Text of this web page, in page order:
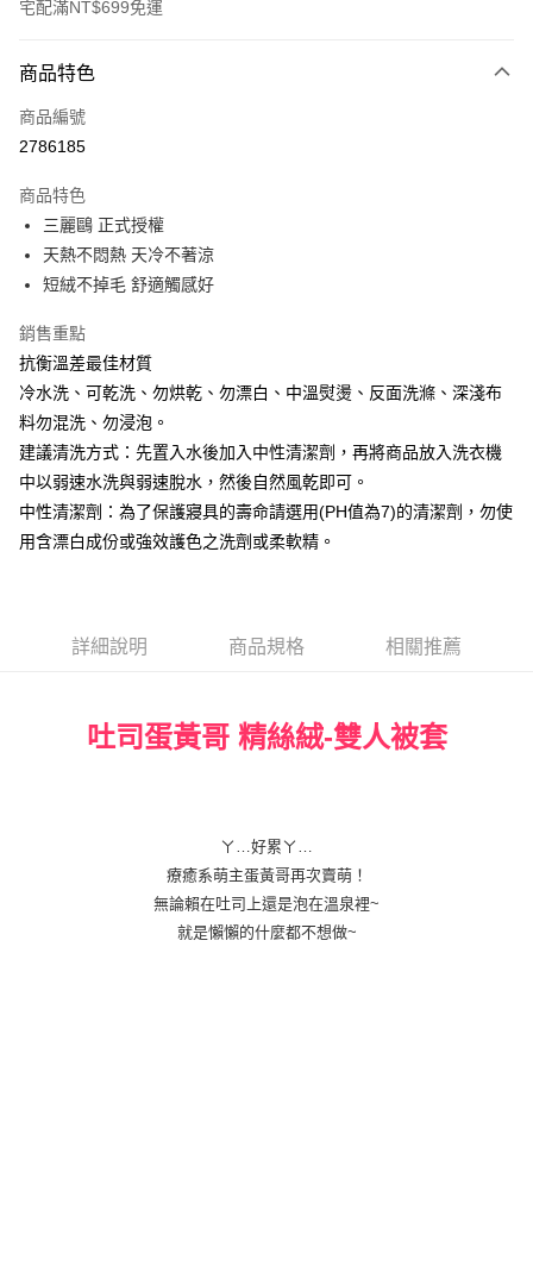
宅配滿NT$699免運
信用卡一次付款
LINE Pay
街口支付
悠遊付
ATM付款
宅配
每筆NT$80，滿NT$699(含以上)免運費
商品特色
商品編號
2786185
商品特色
三麗鷗 正式授權
天熱不悶熱 天冷不著涼
短絨不掉毛 舒適觸感好
銷售重點
抗衡溫差最佳材質
冷水洗、可乾洗、勿烘乾、勿漂白、中溫熨燙、反面洗滌、深淺布
料勿混洗、勿浸泡。
建議清洗方式：先置入水後加入中性清潔劑，再將商品放入洗衣機
中以弱速水洗與弱速脫水，然後自然風乾即可。
中性清潔劑：為了保護寢具的壽命請選用(PH值為7)的清潔劑，勿使
用含漂白成份或強效護色之洗劑或柔軟精。
詳細說明 商品規格 相關推薦
吐司蛋黃哥 精絲絨-雙人被套
ㄚ…好累ㄚ…
療癒系萌主蛋黃哥再次賣萌！
無論賴在吐司上還是泡在溫泉裡~
就是懶懶的什麼都不想做~